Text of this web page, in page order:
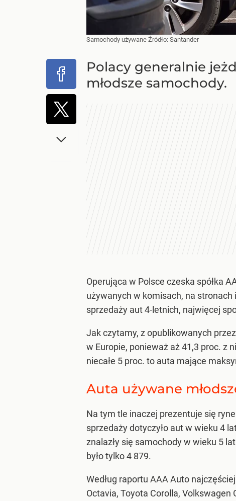
Samochody używane Źródło: Santander
Polacy generalnie
młodsze samochody.
Operująca w Polsce czeska spółka
używanych w komisach, na stronach
sprzedaży aut 4-letnich, najwięcej
Jak czytamy, z opublikowanych
w Europie, ponieważ aż 41,3 proc. z
niecałe 5 proc. to auta mające
Auta używane
Na tym tle inaczej prezentuje się
sprzedaży dotyczyło aut w wieku 4
znalazły się samochody w wieku 5
było tylko 4 879.
Według raportu AAA Auto
Octavia, Toyota Corolla, Volkswagen